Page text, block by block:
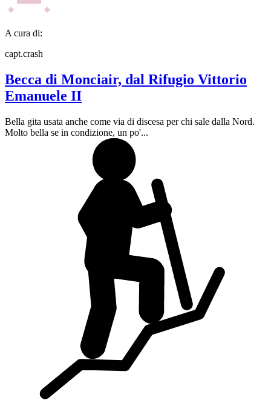
A cura di:
capt.crash
Becca di Monciair, dal Rifugio Vittorio
Emanuele II
Bella gita usata anche come via di discesa per chi sale dalla Nord.
Molto bella se in condizione, un po'...